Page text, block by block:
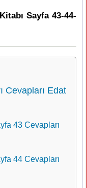
Sayfa 43-44-
Cevapları Edat
43 Cevapları
44 Cevapları